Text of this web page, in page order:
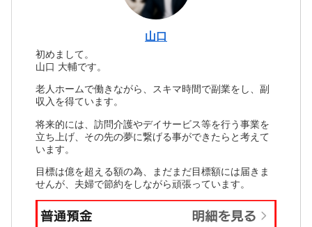
山口
初めまして。
山口 大輔です。
老人ホームで働きながら、スキマ時間で副業をし、副
収入を得ています。
将来的には、訪問介護やデイサービス等を行う事業を
立ち上げ、その先の夢に繋げる事ができたらと考えて
います。
目標は億を超える額の為、まだまだ目標額には届きま
せんが、夫婦で節約をしながら頑張っています。